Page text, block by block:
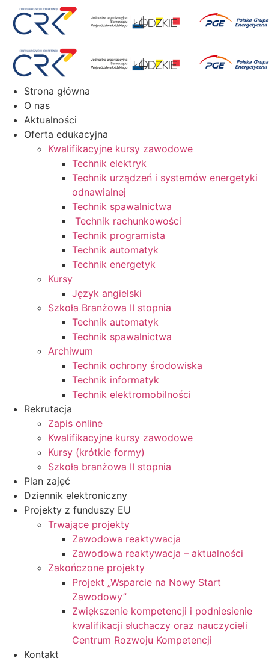
Przejdź
treści
Strona główna
O nas
Aktualności
Oferta edukacyjna
Kwalifikacyjne kursy zawodowe
Technik elektryk
Technik urządzeń i systemów energetyki
odnawialnej
Technik spawalnictwa
Technik rachunkowości
Technik programista
Technik automatyk
Technik energetyk
Kursy
Język angielski
Szkoła Branżowa II stopnia
Technik automatyk
Technik spawalnictwa
Archiwum
Technik ochrony środowiska
Technik informatyk
Technik elektromobilności
Rekrutacja
Zapis online
Kwalifikacyjne kursy zawodowe
Kursy (krótkie formy)
Szkoła branżowa II stopnia
Plan zajęć
Dziennik elektroniczny
Projekty z funduszy EU
Trwające projekty
Zawodowa reaktywacja
Zawodowa reaktywacja – aktualności
Zakończone projekty
Projekt „Wsparcie na Nowy Start
Zawodowy”
Zwiększenie kompetencji i podniesienie
kwalifikacji słuchaczy oraz nauczycieli
Centrum Rozwoju Kompetencji
Kontakt